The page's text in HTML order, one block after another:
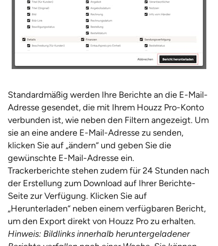
Standardmäßig werden Ihre Berichte an die E-Mail-
Adresse gesendet, die mit Ihrem Houzz Pro-Konto
verbunden ist, wie neben den Filtern angezeigt. Um
sie an eine andere E-Mail-Adresse zu senden,
klicken Sie auf „ändern“ und geben Sie die
gewünschte E-Mail-Adresse ein.
Trackerberichte stehen zudem für 24 Stunden nach
der Erstellung zum Download auf Ihrer Berichte-
Seite zur Verfügung. Klicken Sie auf
„Herunterladen“ neben einem verfügbaren Bericht,
um den Export direkt von Houzz Pro zu erhalten.
Hinweis: Bildlinks innerhalb heruntergeladener